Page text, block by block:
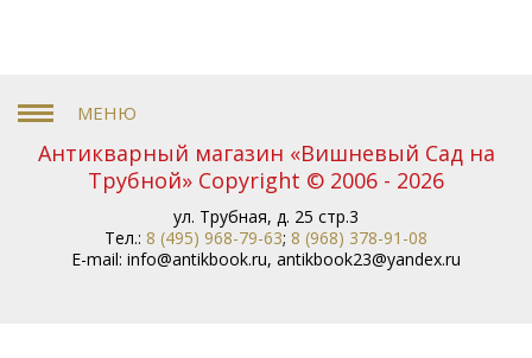
Антикварный магазин «Вишневый Сад на
Трубной» Copyright © 2006 - 2026
ул. Трубная, д. 25 стр.3
Тел.: 8 (495) 968-79-63; 8 (968) 378-91-08
E-mail: info@antikbook.ru, antikbook23@yandex.ru